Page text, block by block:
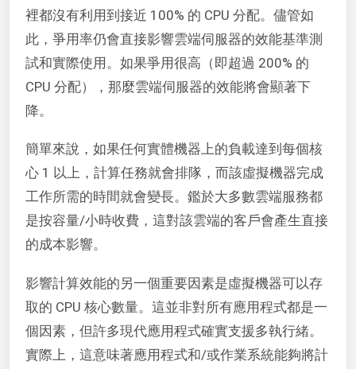
裡都沒有利用到接近 100% 的 CPU 分配。儘管如
此，爭用率仍會直接影響雲端伺服器的效能基準測
試和實際使用。如果爭用很高（即超過 200% 的
CPU 分配），那麼雲端伺服器的效能將會顯著下
降。
簡單來說，如果任何實體機器上的負載達到每個核
心 1 以上，計算任務就會排隊，而該虛擬機器完成
工作所需的時間就會變長。鑑於大多數雲端服務都
是按容量/小時收費，這對該雲端的客戶會產生直接
的成本影響。
影響計算效能的另一個重要因素是虛擬機器可以存
取的 CPU 核心數量。這並非對所有應用程式都是一
個因素，但許多現代應用程式確實支援多執行緒。
實際上，這意味著應用程式和/或作業系統能夠將計